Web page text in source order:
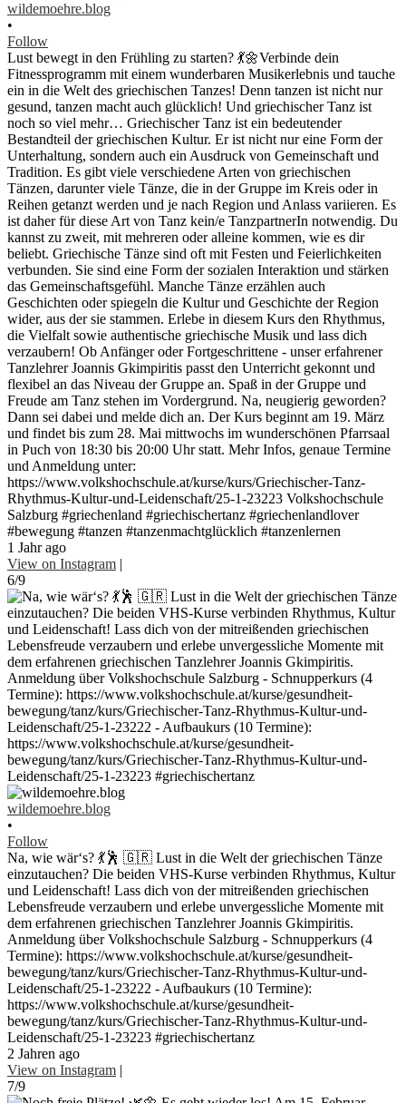
wildemoehre.blog
•
Follow
Lust bewegt in den Frühling zu starten? 💃🌼Verbinde dein
Fitnessprogramm mit einem wunderbaren Musikerlebnis und tauche
ein in die Welt des griechischen Tanzes! Denn tanzen ist nicht nur
gesund, tanzen macht auch glücklich! Und griechischer Tanz ist
noch so viel mehr… Griechischer Tanz ist ein bedeutender
Bestandteil der griechischen Kultur. Er ist nicht nur eine Form der
Unterhaltung, sondern auch ein Ausdruck von Gemeinschaft und
Tradition. Es gibt viele verschiedene Arten von griechischen
Tänzen, darunter viele Tänze, die in der Gruppe im Kreis oder in
Reihen getanzt werden und je nach Region und Anlass variieren. Es
ist daher für diese Art von Tanz kein/e TanzpartnerIn notwendig. Du
kannst zu zweit, mit mehreren oder alleine kommen, wie es dir
beliebt. Griechische Tänze sind oft mit Festen und Feierlichkeiten
verbunden. Sie sind eine Form der sozialen Interaktion und stärken
das Gemeinschaftsgefühl. Manche Tänze erzählen auch
Geschichten oder spiegeln die Kultur und Geschichte der Region
wider, aus der sie stammen. Erlebe in diesem Kurs den Rhythmus,
die Vielfalt sowie authentische griechische Musik und lass dich
verzaubern! Ob Anfänger oder Fortgeschrittene - unser erfahrener
Tanzlehrer Joannis Gkimpiritis passt den Unterricht gekonnt und
flexibel an das Niveau der Gruppe an. Spaß in der Gruppe und
Freude am Tanz stehen im Vordergrund. Na, neugierig geworden?
Dann sei dabei und melde dich an. Der Kurs beginnt am 19. März
und findet bis zum 28. Mai mittwochs im wunderschönen Pfarrsaal
in Puch von 18:30 bis 20:00 Uhr statt. Mehr Infos, genaue Termine
und Anmeldung unter:
https://www.volkshochschule.at/kurse/kurs/Griechischer-Tanz-
Rhythmus-Kultur-und-Leidenschaft/25-1-23223 Volkshochschule
Salzburg #griechenland #griechischertanz #griechenlandlover
#bewegung #tanzen #tanzenmachtglücklich #tanzenlernen
1 Jahr ago
View on Instagram |
6/9
wildemoehre.blog
•
Follow
Na, wie wär‘s? 💃🕺 🇬🇷 Lust in die Welt der griechischen Tänze
einzutauchen? Die beiden VHS-Kurse verbinden Rhythmus, Kultur
und Leidenschaft! Lass dich von der mitreißenden griechischen
Lebensfreude verzaubern und erlebe unvergessliche Momente mit
dem erfahrenen griechischen Tanzlehrer Joannis Gkimpiritis.
Anmeldung über Volkshochschule Salzburg - Schnupperkurs (4
Termine): https://www.volkshochschule.at/kurse/gesundheit-
bewegung/tanz/kurs/Griechischer-Tanz-Rhythmus-Kultur-und-
Leidenschaft/25-1-23222 - Aufbaukurs (10 Termine):
https://www.volkshochschule.at/kurse/gesundheit-
bewegung/tanz/kurs/Griechischer-Tanz-Rhythmus-Kultur-und-
Leidenschaft/25-1-23223 #griechischertanz
2 Jahren ago
View on Instagram |
7/9